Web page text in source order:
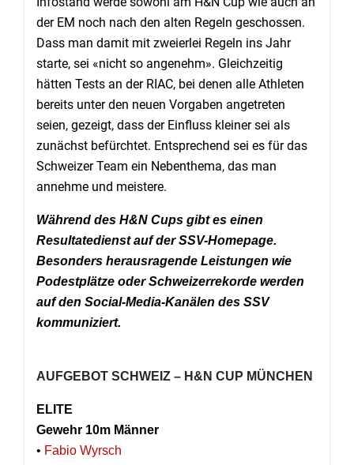
der EM noch nach den alten Regeln geschossen.
Dass man damit mit zweierlei Regeln ins Jahr
starte, sei «nicht so angenehm». Gleichzeitig
hätten Tests an der RIAC, bei denen alle Athleten
bereits unter den neuen Vorgaben angetreten
seien, gezeigt, dass der Einfluss kleiner sei als
zunächst befürchtet. Entsprechend sei es für das
Schweizer Team ein Nebenthema, das man
annehme und meistere.
Während des H&N Cups gibt es einen
Resultatedienst auf der SSV-Homepage.
Besonders herausragende Leistungen wie
Podestplätze oder Schweizerrekorde werden
auf den Social-Media-Kanälen des SSV
kommuniziert.
AUFGEBOT SCHWEIZ – H&N CUP MÜNCHEN
ELITE
Gewehr 10m Männer
• Fabio Wyrsch